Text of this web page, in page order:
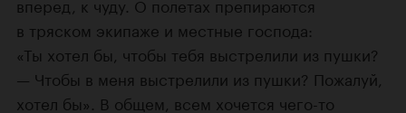
в тряском экипаже и местные господа:
«Ты хотел бы, чтобы тебя выстрелили из пушки?
— Чтобы в меня выстрелили из пушки? Пожалуй,
хотел бы». В общем, всем хочется чего-то